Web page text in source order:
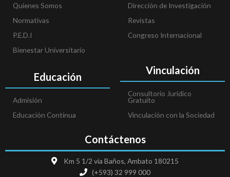
Quienes Somos
Normativas
P.E.D.I
Bienestar Universitario
Educación
Admisión
Educación Continua
Dirección de Investigación
Revistas
Congreso Internacional
Vinculación
Consultorio Jurídico
Gratuito
Vinculación con la Sociedad
Contáctenos
Km 5 1/2 vía Baños, Ambato 180215
(+593) 32 999 000